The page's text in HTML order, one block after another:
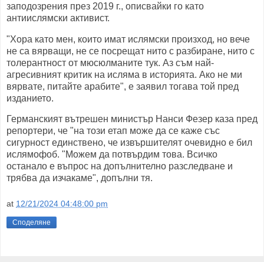
заподозрения през 2019 г., описвайки го като
антиислямски активист.
"Хора като мен, които имат ислямски произход, но вече
не са вярващи, не се посрещат нито с разбиране, нито с
толерантност от мюсюлманите тук. Аз съм най-
агресивният критик на исляма в историята. Ако не ми
вярвате, питайте арабите", е заявил тогава той пред
изданието.
Германският вътрешен министър Нанси Фезер каза пред
репортери, че "на този етап може да се каже със
сигурност единствено, че извършителят очевидно е бил
ислямофоб. "Можем да потвърдим това. Всичко
останало е въпрос на допълнително разследване и
трябва да изчакаме", допълни тя.
at 12/21/2024 04:48:00 pm
Споделяне